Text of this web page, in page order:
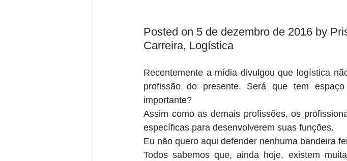
Posted on 5 de dezembro de 2016 by
Carreira, Logística
Recentemente a mídia divulgou que logística
profissão do presente. Será que tem
importante?
Assim como as demais profissões, os
específicas para desenvolverem suas funções.
Eu não quero aqui defender nenhuma bandeira
Todos sabemos que, ainda hoje, existem